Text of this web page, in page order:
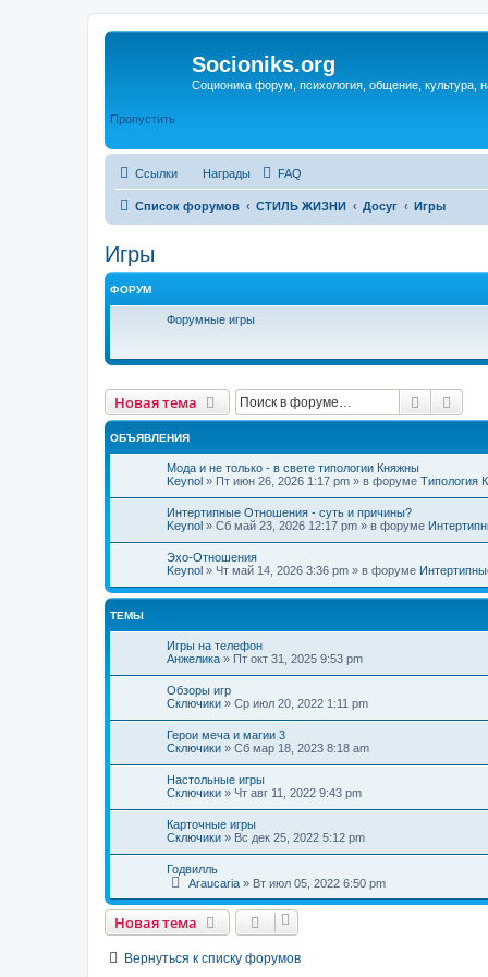
Socioniks.org
Соционика форум, психология, общение, культура,
Пропустить
Ссылки Награды FAQ
Список форумов СТИЛЬ ЖИЗНИ Досуг Игры
Игры
ФОРУМ
Форумные игры
Новая тема Поиск
ОБЪЯВЛЕНИЯ
Мода и не только - в свете типологии Княжны
Keynol » Пт июн 26, 2026 1:17 pm » в форуме Типология
Интертипные Отношения - суть и причины?
Keynol » Сб май 23, 2026 12:17 pm » в форуме
Эхо-Отношения
Keynol » Чт май 14, 2026 3:36 pm » в форуме
ТЕМЫ
Игры на телефон
Анжелика » Пт окт 31, 2025 9:53 pm
Обзоры игр
Сключики » Ср июл 20, 2022 1:11 pm
Герои меча и магии 3
Сключики » Сб мар 18, 2023 8:18 am
Настольные игры
Сключики » Чт авг 11, 2022 9:43 pm
Карточные игры
Сключики » Вс дек 25, 2022 5:12 pm
Годвилль
Araucaria » Вт июл 05, 2022 6:50 pm
Новая тема
Вернуться к списку форумов